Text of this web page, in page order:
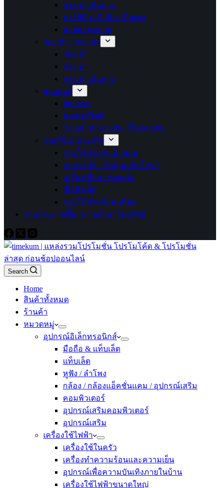
กระเป๋าเดินทาง
บาร์บีคิว / ปิกนิก / ปีนเขา
นวดผ่อนคลาย
รองเท้า / กระเป๋า
รองเท้า
กระเป๋า
กระเป๋าเดินทาง
ยานยนต์
จักรยาน
มอเตอร์ไซค์
ระบบนำทาง GPS / รีโมท GPS
ของใช้แม่และเด็ก
ของใช้สำหรับเด็กอ่อน
อาหารเด็ก / ผ้าอ้อมสำเร็จรูป
เครื่องเขียน / ของเล่น
เสื้อผ้าเด็ก
ของใช้สำหรับคนท้อง
รวมประกาศซื้อ-เช่า อสังหาริมทรัพย์
Search
Home
สินค้าทั้งหมด
ร้านค้า
หมวดหมู่
อุปกรณ์อิเล็กทรอนิกส์
มือถือ & แท็บเล็ต
แท็บเล็ต
หูฟัง / ลำโพง
กล้อง / กล้องแอ็คชั่นแคม / อุปกรณ์เสริม
คอมพิวเตอร์
อุปกรณ์เสริมคอมพิวเตอร์
อุปกรณ์เสริม
เครื่องใช้ไฟฟ้า
เครื่องใช้ในครัว
เครื่องทำความร้อนและความเย็น
อุปกรณ์เพื่อความบันเทิงภายในบ้าน
เครื่องใช้ไฟฟ้าขนาดใหญ่